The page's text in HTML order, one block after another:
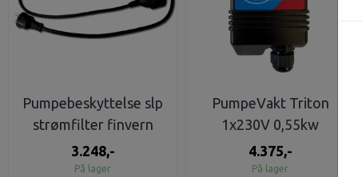
Pumpebeskyttelse slp
strømfilter finvern
3.248,-
På lager
PumpeVakt Triton
1x230V 0,55kw
4.375,-
På lager